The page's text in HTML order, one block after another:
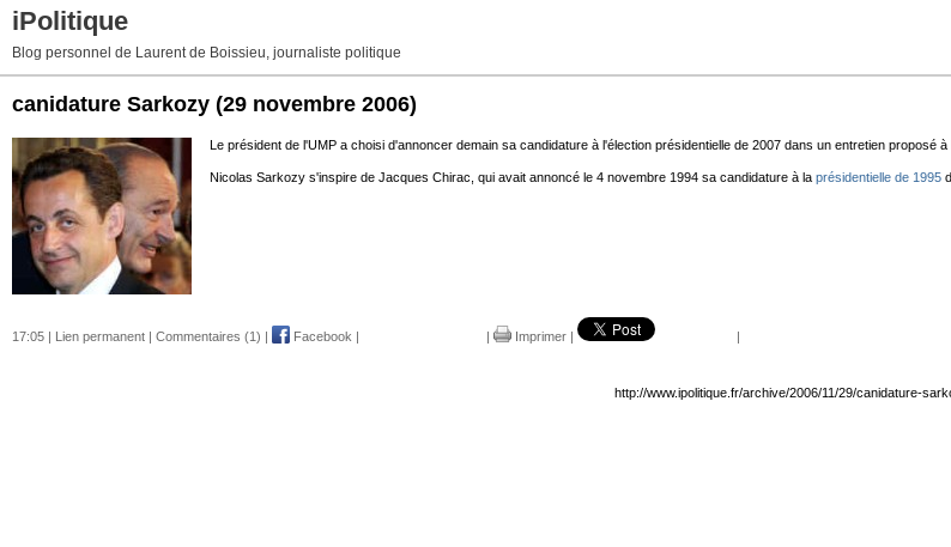
iPolitique
Blog personnel de Laurent de Boissieu, journaliste politique
canidature Sarkozy (29 novembre 2006)
Le président de l'UMP a choisi d'annoncer demain sa candidature à l'élection présidentielle de 2007 dans un entretien proposé
Nicolas Sarkozy s'inspire de Jacques Chirac, qui avait annoncé le 4 novembre 1994 sa candidature à laprésidentielle de 1995
17:05 | Lien permanent | Commentaires (1) | Facebook | | Imprimer | |
http://www.ipolitique.fr/archive/2006/11/29/canidature-